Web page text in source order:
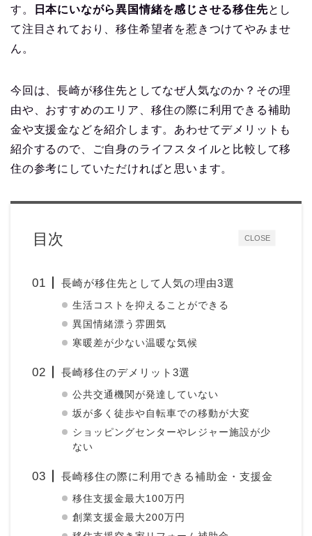
す。
日本にいながら異国情緒を感じさせる移住先とし
て注目されており、移住希望者を惹きつけてやみませ
ん。
今回は、長崎が移住先としてなぜ人気なのか？その理
由や、おすすめのエリア、移住の際に利用できる補助
金や支援金などを紹介します。あわせてデメリットも
紹介するので、ご自身のライフスタイルと比較して移
住の参考にしていただければと思います。
CLOSE
目次
長崎が移住先として人気の理由3選
生活コストを抑えることができる
異国情緒漂う雰囲気
寒暖差が少ない温暖な気候
長崎移住のデメリット3選
公共交通機関が発達していない
坂が多く徒歩や自転車での移動が大変
ショッピングセンターやレジャー施設が少
ない
長崎移住の際に利用できる補助金・支援金
移住支援金最大100万円
創業支援金最大200万円